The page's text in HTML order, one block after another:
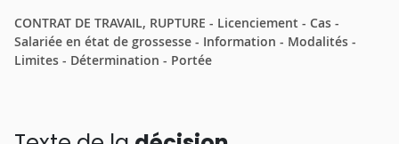
CONTRAT DE TRAVAIL, RUPTURE - Licenciement - Cas -
Salariée en état de grossesse - Information - Modalités -
Limites - Détermination - Portée